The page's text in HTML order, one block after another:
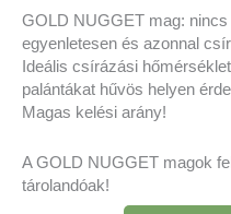
GOLD NUGGET mag:
egyenletesen és azonnal
Ideális csírázási
palántákat hűvös helyen
Magas kelési arány!
A GOLD NUGGET magok
tárolandóak!